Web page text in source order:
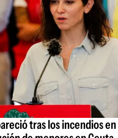
tras los incendios